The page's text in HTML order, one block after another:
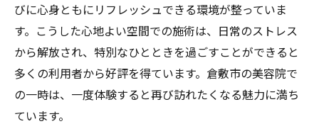
びに心身ともにリフレッシュできる環境が整っていま
す。こうした心地よい空間での施術は、日常のストレス
から解放され、特別なひとときを過ごすことができると
多くの利用者から好評を得ています。倉敷市の美容院で
の一時は、一度体験すると再び訪れたくなる魅力に満ち
ています。